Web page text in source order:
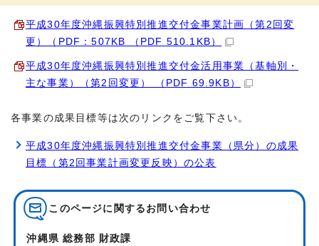
平成30年度沖縄振興特別推進交付金事業計画（第2回変
更）（PDF：507KB （PDF 510.1KB）
平成30年度沖縄振興特別推進交付金活用事業（基軸別・
主な事業）（第2回変更） （PDF 69.9KB）
各事業の成果目標等は次のリンクをご覧下さい。
平成30年度沖縄振興特別推進交付金事業（県分）の成果
目標（第2回事業計画変更反映）の公表
このページに関する お問い合わせ
沖縄県 総務部 財政課